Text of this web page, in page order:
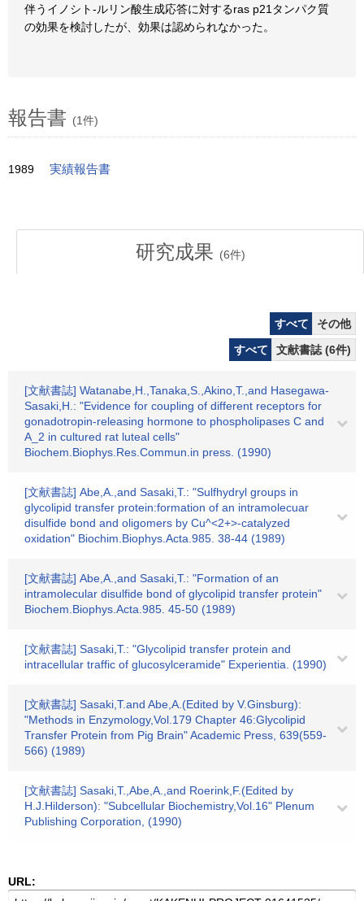
伴うイノシト-ルリン酸生成応答に対するras p21タンパク質
の効果を検討したが、効果は認められなかった。
報告書 (1件)
1989 実績報告書
研究成果 (6件)
すべて
その他
すべて
文献書誌 (6件)
[文献書誌] Watanabe,H.,Tanaka,S.,Akino,T.,and Hasegawa-
Sasaki,H.: "Evidence for coupling of different receptors for
gonadotropin-releasing hormone to phospholipases C and
A_2 in cultured rat luteal cells"
Biochem.Biophys.Res.Commun.in press. (1990)
[文献書誌] Abe,A.,and Sasaki,T.: "Sulfhydryl groups in
glycolipid transfer protein:formation of an intramolecuar
disulfide bond and oligomers by Cu^<2+>-catalyzed
oxidation" Biochim.Biophys.Acta.985. 38-44 (1989)
[文献書誌] Abe,A.,and Sasaki,T.: "Formation of an
intramolecular disulfide bond of glycolipid transfer protein"
Biochem.Biophys.Acta.985. 45-50 (1989)
[文献書誌] Sasaki,T.: "Glycolipid transfer protein and
intracellular traffic of glucosylceramide" Experientia. (1990)
[文献書誌] Sasaki,T.and Abe,A.(Edited by V.Ginsburg):
"Methods in Enzymology,Vol.179 Chapter 46:Glycolipid
Transfer Protein from Pig Brain" Academic Press, 639(559-
566) (1989)
[文献書誌] Sasaki,T.,Abe,A.,and Roerink,F.(Edited by
H.J.Hilderson): "Subcellular Biochemistry,Vol.16" Plenum
Publishing Corporation, (1990)
URL: